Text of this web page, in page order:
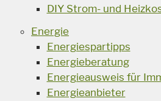
DIY Strom- und
Energie
Energiespartipps
Energieberatung
Energieausweis für
Energieanbieter